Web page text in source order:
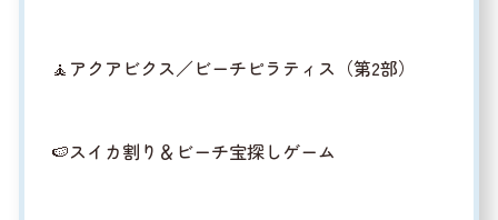
🧘アクアビクス／ビーチピラティス（第2部）
🍉スイカ割り＆ビーチ宝探しゲーム